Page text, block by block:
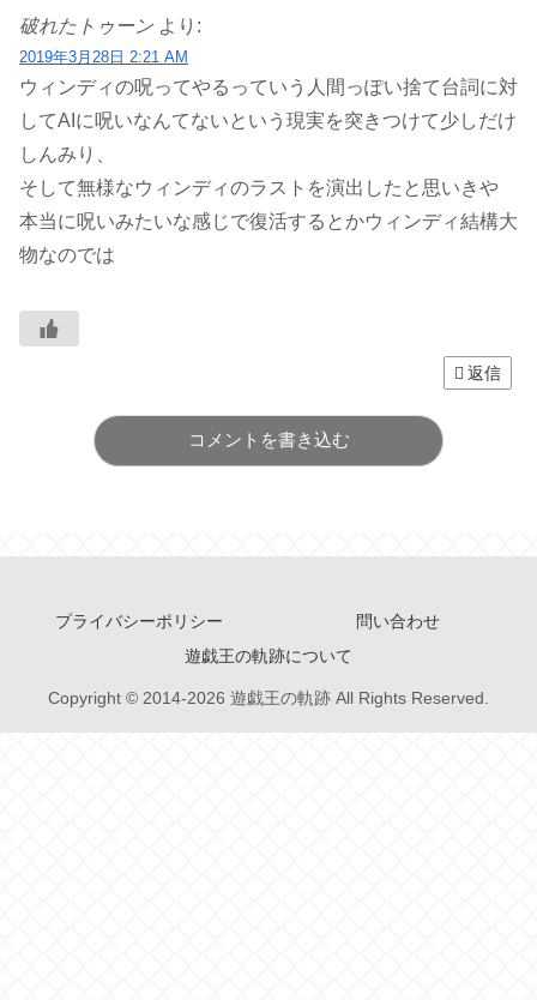
破れたトゥーン より:
2019年3月28日 2:21 AM
ウィンディの呪ってやるっていう人間っぽい捨て台詞に対
してAIに呪いなんてないという現実を突きつけて少しだけ
しんみり、
そして無様なウィンディのラストを演出したと思いきや
本当に呪いみたいな感じで復活するとかウィンディ結構大
物なのでは
返信
コメントを書き込む
プライバシーポリシー
問い合わせ
遊戯王の軌跡について
Copyright © 2014-2026 遊戯王の軌跡 All Rights Reserved.